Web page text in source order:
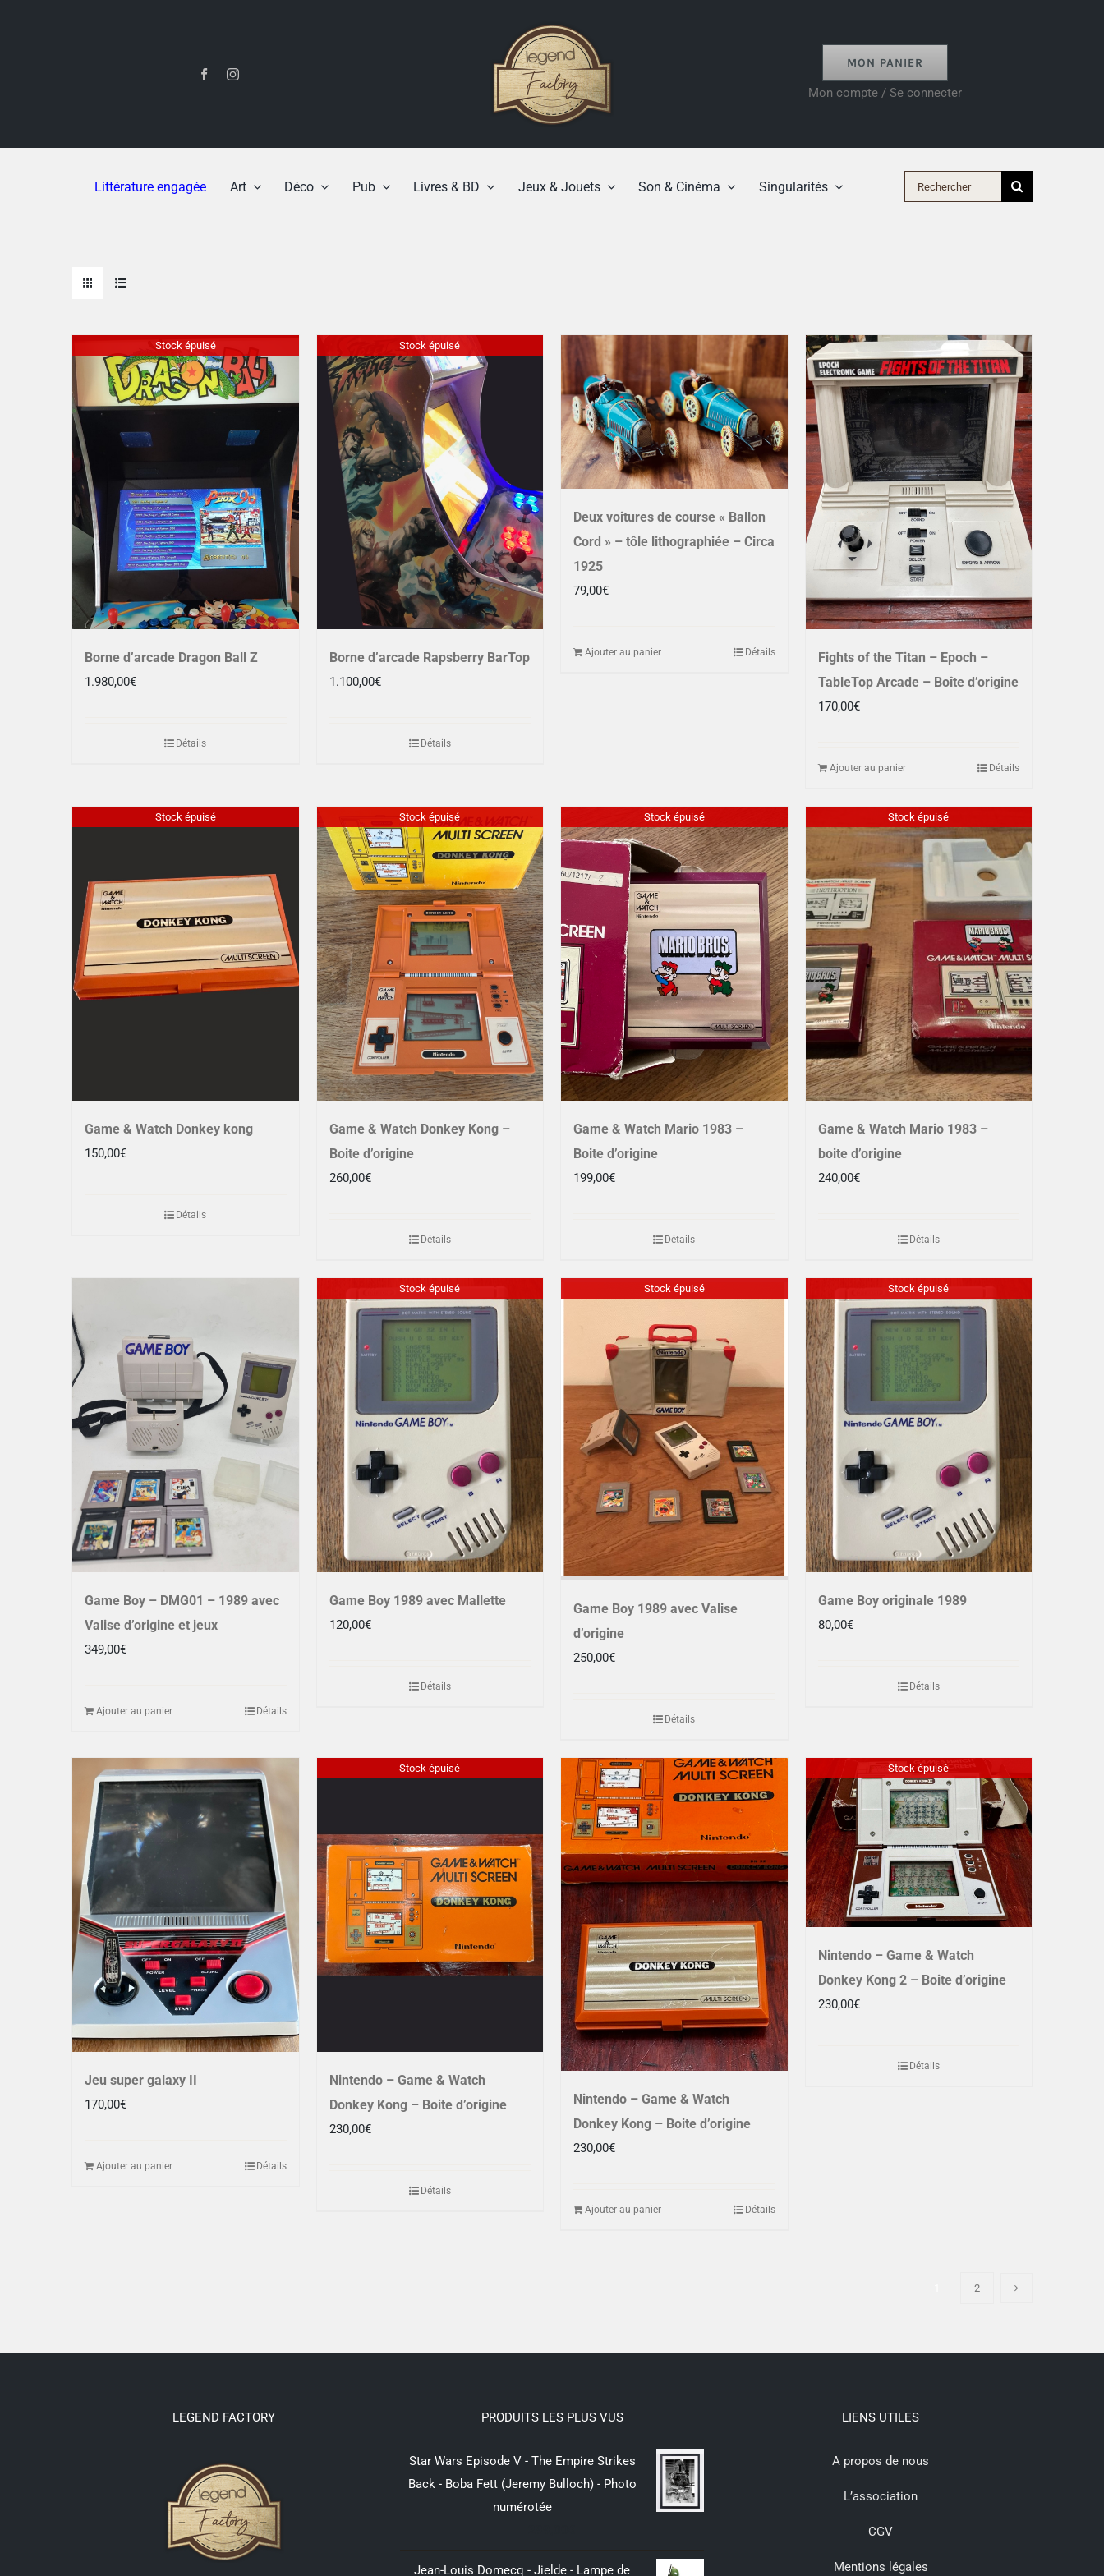
MON PANIER
Mon compte / Se connecter
Littérature engagée Art Déco Pub Livres & BD Jeux & Jouets Son & Cinéma Singularités Rechercher:
Stock épuisé
Borne d’arcade Dragon Ball Z
1.980,00€
Détails
Stock épuisé
Borne d’arcade Rapsberry BarTop
1.100,00€
Détails
Deux voitures de course « Ballon
Cord » – tôle lithographiée – Circa
1925
79,00€
Ajouter au panier Détails
Fights of the Titan – Epoch –
TableTop Arcade – Boîte d’origine
170,00€
Ajouter au panier Détails
Stock épuisé
Game & Watch Donkey kong
150,00€
Détails
Stock épuisé
Game & Watch Donkey Kong –
Boite d’origine
260,00€
Détails
Stock épuisé
Game & Watch Mario 1983 –
Boite d’origine
199,00€
Détails
Stock épuisé
Game & Watch Mario 1983 –
boite d’origine
240,00€
Détails
Game Boy – DMG01 – 1989 avec
Valise d’origine et jeux
349,00€
Ajouter au panier Détails
Stock épuisé
Game Boy 1989 avec Mallette
120,00€
Détails
Stock épuisé
Game Boy 1989 avec Valise
d’origine
250,00€
Détails
Stock épuisé
Game Boy originale 1989
80,00€
Détails
Jeu super galaxy II
170,00€
Ajouter au panier Détails
Stock épuisé
Nintendo – Game & Watch
Donkey Kong – Boite d’origine
230,00€
Détails
Nintendo – Game & Watch
Donkey Kong – Boite d’origine
230,00€
Ajouter au panier Détails
Stock épuisé
Nintendo – Game & Watch
Donkey Kong 2 – Boite d’origine
230,00€
Détails
2
LEGEND FACTORY PRODUITS LES PLUS VUS
Star Wars Episode V - The Empire Strikes
Back - Boba Fett (Jeremy Bulloch) - Photo
numérotée
Jean-Louis Domecq - Jielde - Lampe de
LIENS UTILES
A propos de nous
L’association
CGV
Mentions légales